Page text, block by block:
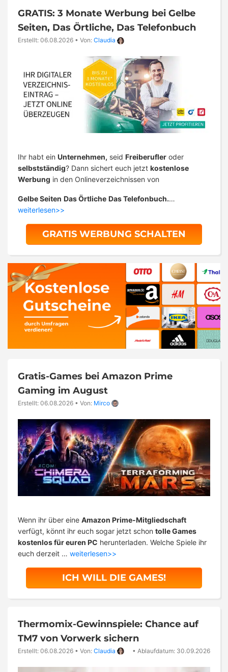
GRATIS: 3 Monate Werbung bei Gelbe
Seiten, Das Örtliche, Das Telefonbuch
Erstellt: 06.08.2026 • Von: Claudia
Ihr habt ein Unternehmen, seid Freiberufler oder
selbstständig? Dann sichert euch jetzt kostenlose
Werbung in den Onlineverzeichnissen von
Gelbe Seiten Das Örtliche Das Telefonbuch.…
weiterlesen>>
GRATIS WERBUNG SCHALTEN
Gratis-Games bei Amazon Prime
Gaming im August
Erstellt: 06.08.2026 • Von: Mirco
Wenn ihr über eine Amazon Prime-Mitgliedschaft
verfügt, könnt ihr euch sogar jetzt schon tolle Games
kostenlos für euren PC herunterladen. Welche Spiele ihr
euch derzeit … weiterlesen>>
ICH WILL DIE GAMES!
Thermomix-Gewinnspiele: Chance auf
TM7 von Vorwerk sichern
Erstellt: 06.08.2026 • Von: Claudia • Ablaufdatum: 30.09.2026